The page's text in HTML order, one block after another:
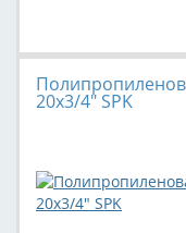
20х3/4" SPK